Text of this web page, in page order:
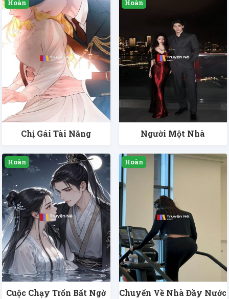
Chị Gái Tài Năng Người Một Nhà
Cuộc Chạy Trốn Bất Ngờ
Chuyến Về Nhà Đầy Nước